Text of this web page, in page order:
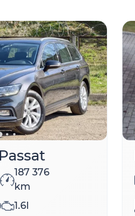
187 376
km
1.6l